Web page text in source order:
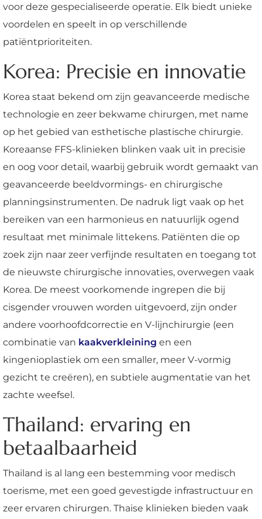
voor deze gespecialiseerde operatie. Elk biedt unieke
voordelen en speelt in op verschillende
patiëntprioriteiten.
Korea: Precisie en innovatie
Korea staat bekend om zijn geavanceerde medische
technologie en zeer bekwame chirurgen, met name
op het gebied van esthetische plastische chirurgie.
Koreaanse FFS-klinieken blinken vaak uit in precisie
en oog voor detail, waarbij gebruik wordt gemaakt van
geavanceerde beeldvormings- en chirurgische
planningsinstrumenten. De nadruk ligt vaak op het
bereiken van een harmonieus en natuurlijk ogend
resultaat met minimale littekens. Patiënten die op
zoek zijn naar zeer verfijnde resultaten en toegang tot
de nieuwste chirurgische innovaties, overwegen vaak
Korea. De meest voorkomende ingrepen die bij
cisgender vrouwen worden uitgevoerd, zijn onder
andere voorhoofdcorrectie en V-lijnchirurgie (een
combinatie van kaakverkleining en een
kingenioplastiek om een smaller, meer V-vormig
gezicht te creëren), en subtiele augmentatie van het
zachte weefsel.
Thailand: ervaring en
betaalbaarheid
Thailand is al lang een bestemming voor medisch
toerisme, met een goed gevestigde infrastructuur en
zeer ervaren chirurgen. Thaise klinieken bieden vaak